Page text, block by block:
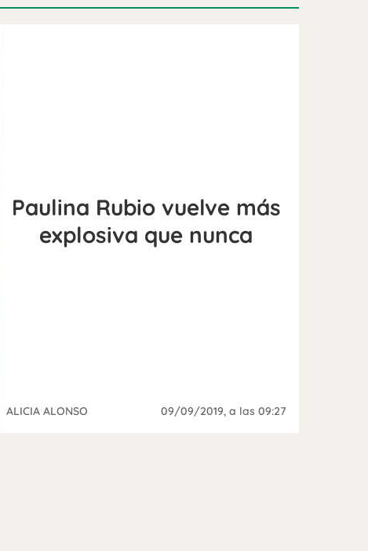
Paulina Rubio vuelve más
explosiva que nunca
ALICIA ALONSO 09/09/2019, a las 09:27